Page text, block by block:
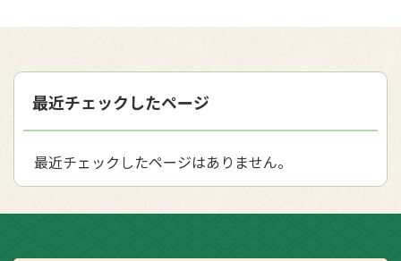
最近チェックしたページ
最近チェックしたページはありません。